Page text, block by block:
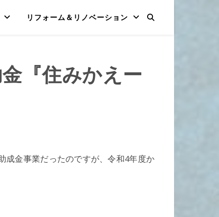
リフォーム＆リノベーション
『住みかえー
成金事業だったのですが、令和4年度か